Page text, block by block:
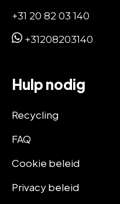
+31 20 82 03 140
+31208203140
Hulp nodig
Recycling
FAQ
Cookie beleid
Privacy beleid